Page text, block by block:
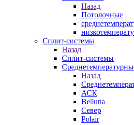
Назад
Потолочные
Сплит-системы
Назад
Сплит-системы
Назад
АСК
Belluna
Север
Polair